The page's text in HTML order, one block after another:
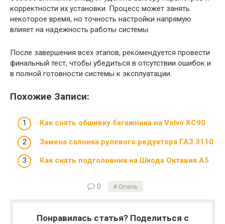
корректности их установки. Процесс может занять
некоторое время, но точность настройки напрямую
влияет на надежность работы системы.
После завершения всех этапов, рекомендуется провести
финальный тест, чтобы убедиться в отсутствии ошибок и
в полной готовности системы к эксплуатации.
Похожие Записи:
Как снять обшивку багажника на Volvo XC90
Замена салника рулевого редуктора ГАЗ 3110
Как снять подголовник на Шкода Октавия А5
0 Опель
Понравилась статья? Поделиться с